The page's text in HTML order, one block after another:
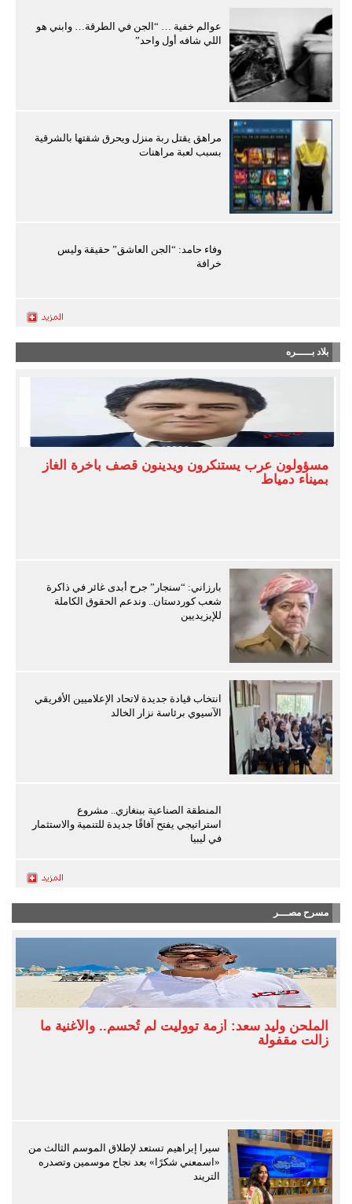
عوالم خفية … “الجن في الطرقة… وابني هو
اللي شافه أول واحد”
مراهق يقتل ربة منزل ويحرق شقتها بالشرقية
بسبب لعبة مراهنات
وفاء حامد: “الجن العاشق” حقيقة وليس
خرافة
بلاد بـــــره
مسؤولون عرب يستنكرون ويدينون قصف باخرة الغاز
بميناء دمياط
بارزاني: “سنجار” جرح أبدى غائر في ذاكرة
شعب كوردستان.. وندعم الحقوق الكاملة
للإيزيديين
انتخاب قيادة جديدة لاتحاد الإعلاميين الأفريقي
الآسيوي برئاسة نزار الخالد
المنطقة الصناعية ببنغازي.. مشروع
استراتيجي يفتح آفاقًا جديدة للتنمية والاستثمار
في ليبيا
مسرح مصـــر
الملحن وليد سعد: أزمة تووليت لم تُحسم.. والأغنية ما
زالت مقفولة
سيرا إبراهيم تستعد لإطلاق الموسم الثالث من
«اسمعني شكرًا» بعد نجاح موسمين وتصدره
التريند